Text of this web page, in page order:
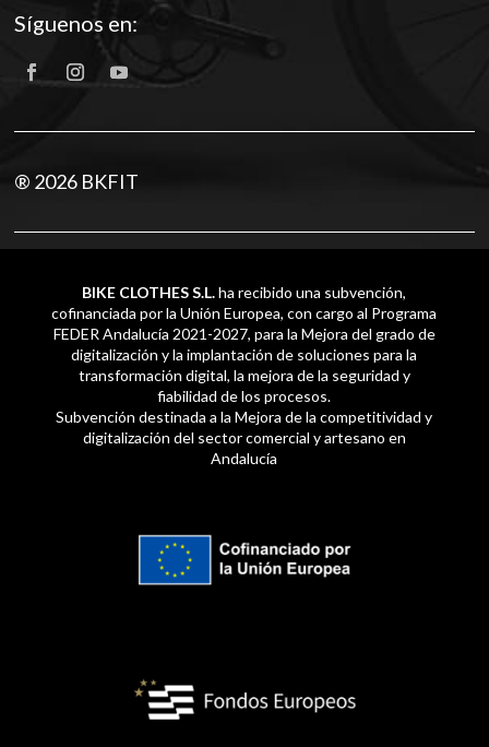
Síguenos en:
® 2026 BKFIT
BIKE CLOTHES S.L.ha recibido una subvención,
cofinanciada por la Unión Europea, con cargo al Programa
FEDER Andalucía 2021-2027, para la Mejora del grado de
digitalización y la implantación de soluciones para la
transformación digital, la mejora de la seguridad y
fiabilidad de los procesos.
Subvención destinada a la Mejora de la competitividad y
digitalización del sector comercial y artesano en
Andalucía